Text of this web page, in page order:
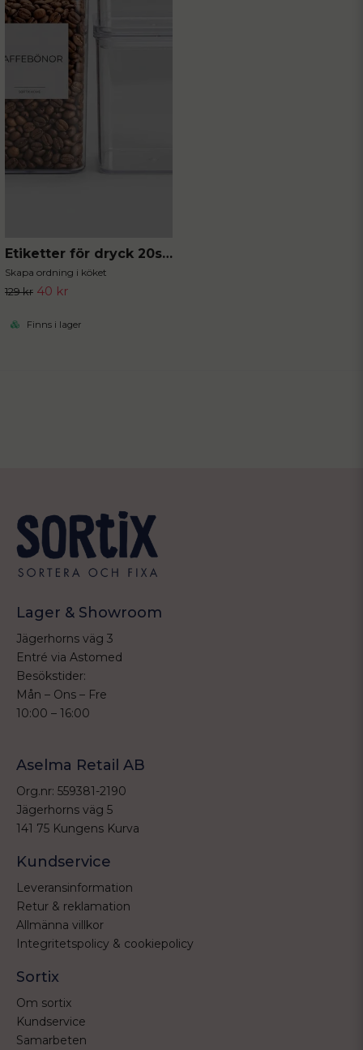
Etiketter för dryck 20st 5x5 cm
Skapa ordning i köket
129 kr 40 kr
Finns i lager
Lager & Showroom
Jägerhorns väg 3
Entré via Astomed
Besökstider:
Mån – Ons – Fre
10:00 – 16:00
Aselma Retail AB
Org.nr: 559381-2190
Jägerhorns väg 5
141 75 Kungens Kurva
Kundservice
Leveransinformation
Retur & reklamation
Allmänna villkor
Integritetspolicy & cookiepolicy
Sortix
Om sortix
Kundservice
Samarbeten